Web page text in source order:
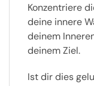
Konzentriere
deine innere
deinem
deinem Ziel.
Ist dir dies